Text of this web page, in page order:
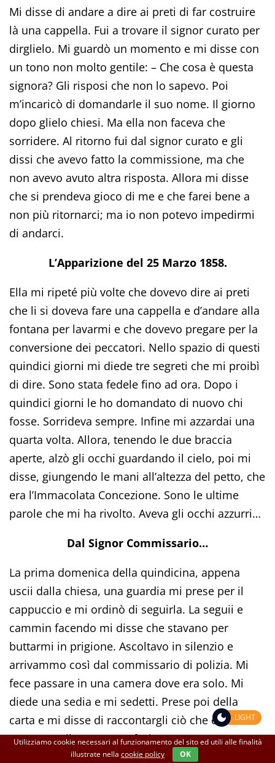
Mi disse di andare a dire ai preti di far costruire
là una cappella. Fui a trovare il signor curato per
dirglielo. Mi guardò un momento e mi disse con
un tono non molto gentile: – Che cosa è questa
signora? Gli risposi che non lo sapevo. Poi
m’incaricò di domandarle il suo nome. Il giorno
dopo glielo chiesi. Ma ella non faceva che
sorridere. Al ritorno fui dal signor curato e gli
dissi che avevo fatto la commissione, ma che
non avevo avuto altra risposta. Allora mi disse
che si prendeva gioco di me e che farei bene a
non più ritornarci; ma io non potevo impedirmi
di andarci.
L’Apparizione del 25 Marzo 1858.
Ella mi ripeté più volte che dovevo dire ai preti
che li si doveva fare una cappella e d’andare alla
fontana per lavarmi e che dovevo pregare per la
conversione dei peccatori. Nello spazio di questi
quindici giorni mi diede tre segreti che mi proibì
di dire. Sono stata fedele fino ad ora. Dopo i
quindici giorni le ho domandato di nuovo chi
fosse. Sorrideva sempre. Infine mi azzardai una
quarta volta. Allora, tenendo le due braccia
aperte, alzò gli occhi guardando il cielo, poi mi
disse, giungendo le mani all’altezza del petto, che
era l’Immacolata Concezione. Sono le ultime
parole che mi ha rivolto. Aveva gli occhi azzurri…
Dal Signor Commissario…
La prima domenica della quindicina, appena
uscii dalla chiesa, una guardia mi prese per il
cappuccio e mi ordinò di seguirla. La seguii e
cammin facendo mi disse che stavano per
buttarmi in prigione. Ascoltavo in silenzio e
arrivammo così dal commissario di polizia. Mi
fece passare in una camera dove era solo. Mi
diede una sedia e mi sedetti. Prese poi della
carta e mi disse di raccontargli ciò che era
avvenuto alla grotta. Lo feci. Dopo aver messo
alcune righe come io gliele avevo dettate,
Utilizziamo cookie necessari al funzionamento del sito ed utili alle finalità
illustrate nella cookie policy OK
LIGHT